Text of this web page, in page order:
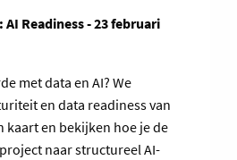
AI Readiness - 23 februari
met data en AI? We
en data readiness van
kaart en bekijken hoe je de
naar structureel AI-